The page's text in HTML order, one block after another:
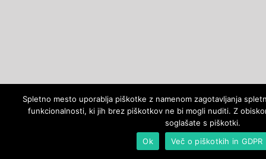
Spletno mesto uporablja piškotke z namenom zagotavljanja
funkcionalnosti, ki jih brez piškotkov ne bi mogli nuditi. Z
soglašate s piškotki.
Ok
Več o piškotkih in GDPR